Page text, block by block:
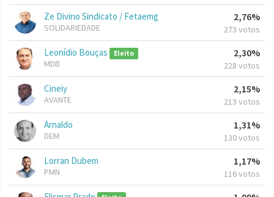
Ze Divino Sindicato / Fetaemg
SOLIDARIEDADE
2,76%
273 votos
Leonídio Bouças Eleito
MDB
2,30%
228 votos
Cineiy
AVANTE
2,15%
213 votos
Arnaldo
DEM
1,31%
130 votos
Lorran Dubem
PMN
1,17%
116 votos